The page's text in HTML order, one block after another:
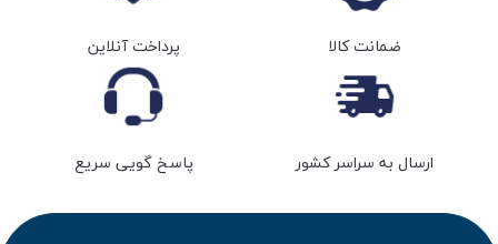
ضمانت کالا پرداخت آنلاین
ارسال به سراسر کشور پاسخ گویی سریع